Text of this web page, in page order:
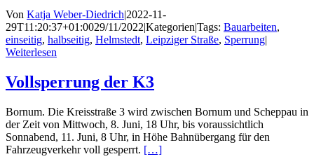
Von Katja Weber-Diedrich|2022-11-
29T11:20:37+01:0029/11/2022|Kategorien|Tags: Bauarbeiten,
einseitig, halbseitig, Helmstedt, Leipziger Straße, Sperrung|
Weiterlesen
Vollsperrung der K3
Bornum. Die Kreisstraße 3 wird zwischen Bornum und Scheppau in
der Zeit von Mittwoch, 8. Juni, 18 Uhr, bis voraussichtlich
Sonnabend, 11. Juni, 8 Uhr, in Höhe Bahnübergang für den
Fahrzeugverkehr voll gesperrt. […]